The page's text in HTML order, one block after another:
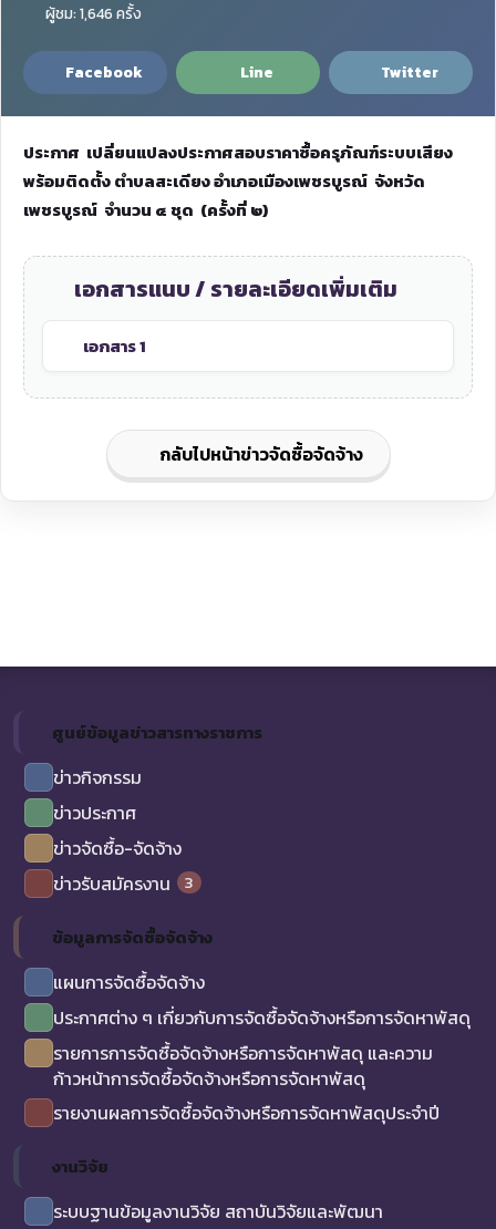
ผู้ชม: 1,646 ครั้ง
Facebook Line Twitter
ประกาศ เปลี่ยนแปลงประกาศสอบราคาซื้อครุภัณฑ์ระบบเสียง
พร้อมติดตั้ง ตำบลสะเดียง อำเภอเมืองเพชรบูรณ์ จังหวัด
เพชรบูรณ์ จำนวน ๔ ชุด (ครั้งที่ ๒)
เอกสารแนบ / รายละเอียดเพิ่มเติม
เอกสาร 1
กลับไปหน้าข่าวจัดซื้อจัดจ้าง
ศูนย์ข้อมูลข่าวสารทางราชการ
ข่าวกิจกรรม
ข่าวประกาศ
ข่าวจัดซื้อ-จัดจ้าง
ข่าวรับสมัครงาน
3
ข้อมูลการจัดซื้อจัดจ้าง
แผนการจัดซื้อจัดจ้าง
ประกาศต่าง ๆ เกี่ยวกับการจัดซื้อจัดจ้างหรือการจัดหาพัสดุ
รายการการจัดซื้อจัดจ้างหรือการจัดหาพัสดุ และความ
ก้าวหน้าการจัดซื้อจัดจ้างหรือการจัดหาพัสดุ
รายงานผลการจัดซื้อจัดจ้างหรือการจัดหาพัสดุประจำปี
งานวิจัย
ระบบฐานข้อมูลงานวิจัย สถาบันวิจัยและพัฒนา